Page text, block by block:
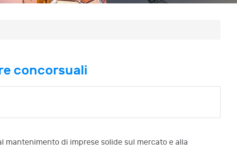
concorsuali
mantenimento di imprese solide sul mercato e alla